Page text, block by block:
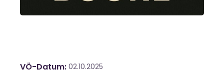
VÖ-Datum 02.10.2025